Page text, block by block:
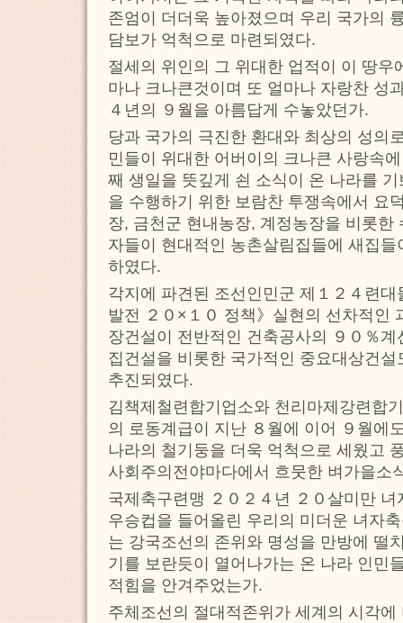
존엄이 더더욱 높아졌으며 우리 국가의
담보가 억척으로 마련되였다.
절세의 위인의 그 위대한 업적이 이 땅우
마나 크나큰것이며 또 얼마나 자랑찬 성
４년의 ９월을 아름답게 수놓았던가.
당과 국가의 극진한 환대와 최상의 성의
민들이 위대한 어버이의 크나큰 사랑속
째 생일을 뜻깊게 쇤 소식이 온 나라를
을 수행하기 위한 보람찬 투쟁속에서 요
장, 금천군 현내농장, 계정농장을 비롯한
자들이 현대적인 농촌살림집들에 새집
하였다.
각지에 파견된 조선인민군 제１２４련
발전 ２０×１０ 정책》실현의 선차적인
장건설이 전반적인 건축공사의 ９０％
집건설을 비롯한 국가적인 중요대상건
추진되였다.
김책제철련합기업소와 천리마제강련합
의 로동계급이 지난 ８월에 이어 ９월에
나라의 철기둥을 더욱 억척으로 세웠고
사회주의전야마다에서 흐뭇한 벼가을소
국제축구련맹 ２０２４년 ２０살미만
우승컵을 들어올린 우리의 미더운 녀자
는 강국조선의 존위와 명성을 만방에 떨
기를 보란듯이 열어나가는 온 나라 인민
적힘을 안겨주었는가.
주체조선의 절대적존위가 세계의 시각